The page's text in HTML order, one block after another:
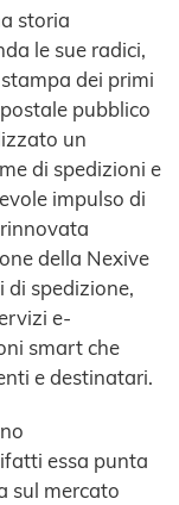
storia
le sue radici,
dei primi
pubblico
un
di spedizioni e
impulso di
della Nexive
di spedizione,
e-
smart che
e destinatari.
essa punta
sul mercato